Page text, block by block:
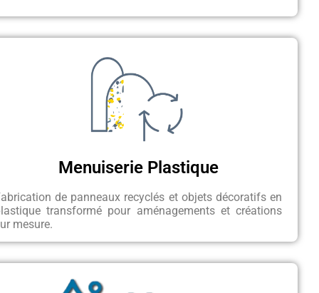
Menuiserie Plastique
de panneaux recyclés et objets décoratifs en
transformé pour aménagements et créations
mesure.